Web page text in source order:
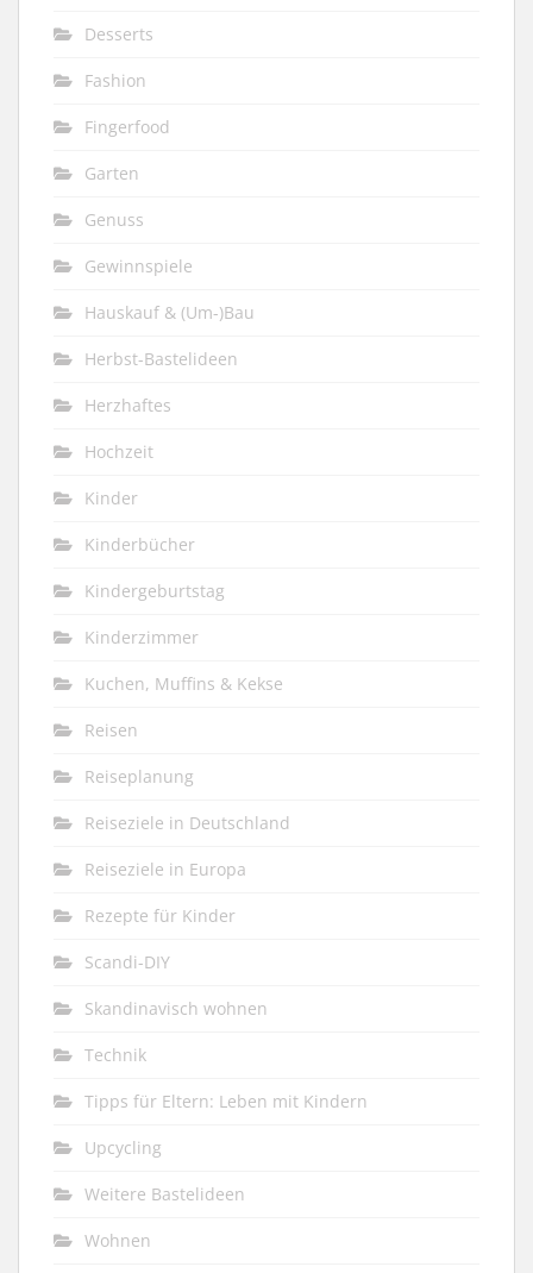
Desserts
Fashion
Fingerfood
Garten
Genuss
Gewinnspiele
Hauskauf & (Um-)Bau
Herbst-Bastelideen
Herzhaftes
Hochzeit
Kinder
Kinderbücher
Kindergeburtstag
Kinderzimmer
Kuchen, Muffins & Kekse
Reisen
Reiseplanung
Reiseziele in Deutschland
Reiseziele in Europa
Rezepte für Kinder
Scandi-DIY
Skandinavisch wohnen
Technik
Tipps für Eltern: Leben mit Kindern
Upcycling
Weitere Bastelideen
Wohnen